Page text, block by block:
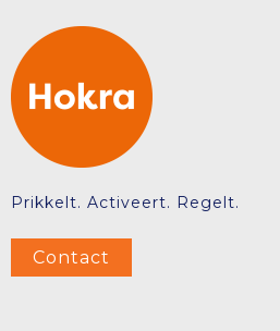
Prikkelt. Activeert. Regelt.
Contact